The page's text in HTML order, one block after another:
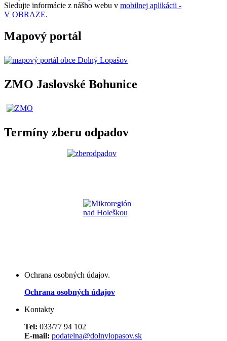
Sledujte informácie z nášho webu v mobilnej aplikácii -
V OBRAZE.
Mapový portál
ZMO Jaslovské Bohunice
Termíny zberu odpadov
Ochrana osobných údajov.
Ochrana osobných údajov
Kontakty
Tel: 033/77 94 102
E-mail: podatelna@dolnylopasov.sk